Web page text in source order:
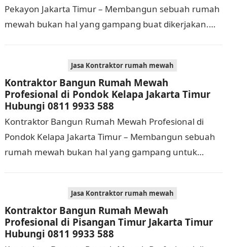
Pekayon Jakarta Timur – Membangun sebuah rumah
mewah bukan hal yang gampang buat dikerjakan.
Jasa Kontraktor rumah mewah
Kontraktor Bangun Rumah Mewah
Profesional di Pondok Kelapa Jakarta Timur
Hubungi 0811 9933 588
Kontraktor Bangun Rumah Mewah Profesional di
Pondok Kelapa Jakarta Timur – Membangun sebuah
rumah mewah bukan hal yang gampang untuk
Jasa Kontraktor rumah mewah
Kontraktor Bangun Rumah Mewah
Profesional di Pisangan Timur Jakarta Timur
Hubungi 0811 9933 588